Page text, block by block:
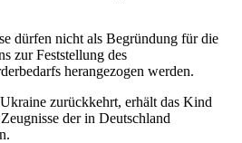
dürfen nicht als Begründung für die
zur Feststellung des
herangezogen werden.
zurückkehrt, erhält das Kind
der in Deutschland